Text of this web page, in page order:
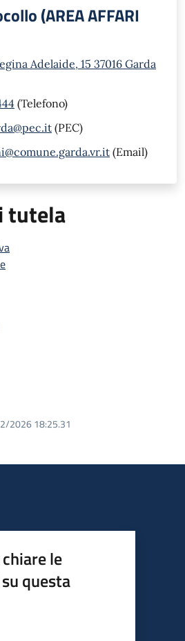
(AREA AFFARI
Adelaide, 15 37016 Garda
(Telefono)
(PEC)
(Email)
tutela
2026 18:25.31
le
questa